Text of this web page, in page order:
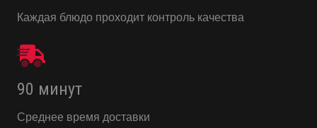
Каждая блюдо проходит контроль качества
90 минут
Среднее время доставки